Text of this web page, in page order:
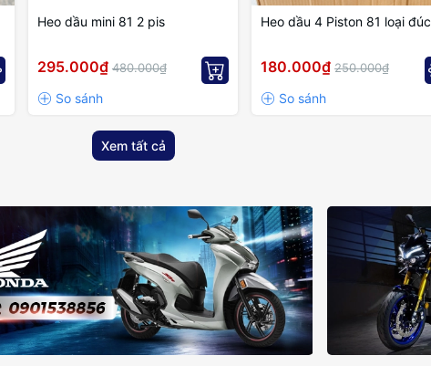
Heo dầu mini 81 2 pis
295.000₫ 480.000₫
Heo dầu 4 Piston 81 loại đúc
180.000₫ 250.000₫
Xem tất cả